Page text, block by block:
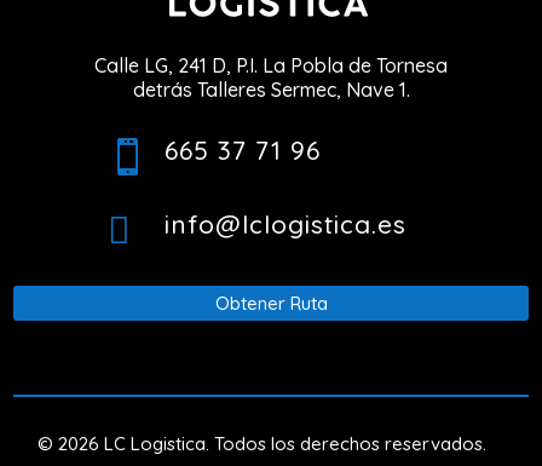
Calle LG, 241 D, P.I. La Pobla de Tornesa
detrás Talleres Sermec, Nave 1.
 665 37 71 96
 info@lclogistica.es
Obtener Ruta
© 2026 LC Logistica. Todos los derechos reservados.